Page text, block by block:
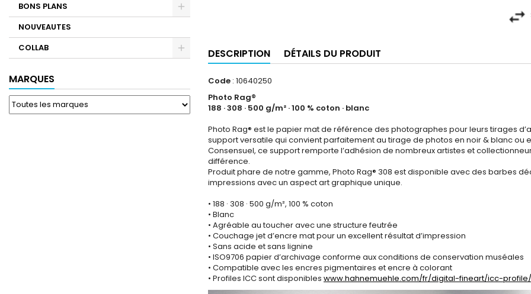
BONS PLANS
NOUVEAUTES
COLLAB
MARQUES
DESCRIPTION DÉTAILS DU PRODUIT
Code : 10640250
Photo Rag®
188 · 308 · 500 g/m² · 100 % coton · blanc
Photo Rag® est le papier mat de référence des photographes pour leurs tirages
support versatile qui convient parfaitement au tirage de photos en noir & blanc ou
Consensuel, ce support remporte l’adhésion de nombreux artistes et
différence.
Produit phare de notre gamme, Photo Rag® 308 est disponible avec des barbes
impressions avec un aspect art graphique unique.
• 188 · 308 · 500 g/m², 100 % coton
• Blanc
• Agréable au toucher avec une structure feutrée
• Couchage jet d’encre mat pour un excellent résultat d’impression
• Sans acide et sans lignine
• ISO9706 papier d’archivage conforme aux conditions de conservation muséales
• Compatible avec les encres pigmentaires et encre à colorant
• Profiles ICC sont disponibles www.hahnemuehle.com/fr/digital-fineart/icc-